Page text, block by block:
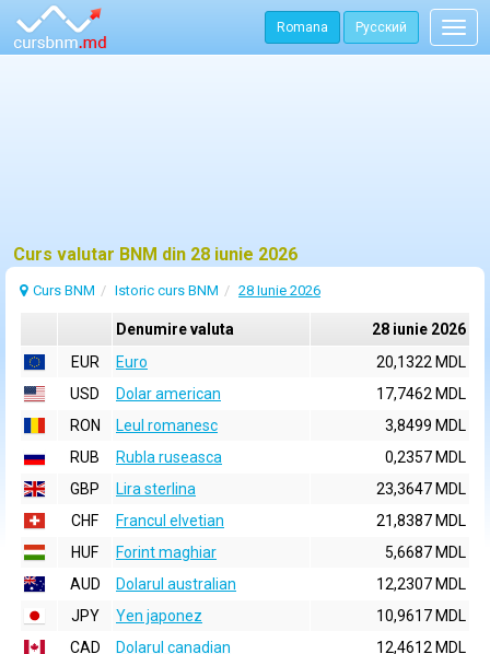
Romana Русский
Curs valutar BNM din 28 iunie 2026
Curs BNM Istoric curs BNM 28 Iunie 2026
Denumire valuta
28 iunie 2026
EUR
Euro
20,1322 MDL
USD
Dolar american
17,7462 MDL
RON
Leul romanesc
3,8499 MDL
RUB
Rubla ruseasca
0,2357 MDL
GBP
Lira sterlina
23,3647 MDL
CHF
Francul elvetian
21,8387 MDL
HUF
Forint maghiar
5,6687 MDL
AUD
Dolarul australian
12,2307 MDL
JPY
Yen japonez
10,9617 MDL
CAD
Dolarul canadian
12,4612 MDL